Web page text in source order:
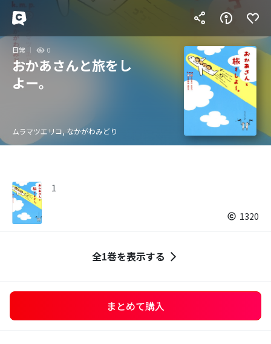
日常 0
おかあさんと旅をし
よー。
ムラマツエリコ, なかがわみどり
1
1320
全1巻を表示する
まとめて購入